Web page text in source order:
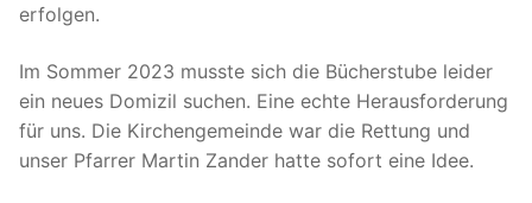
erfolgen.
Im Sommer 2023 musste sich die Bücherstube leider
ein neues Domizil suchen. Eine echte Herausforderung
für uns. Die Kirchengemeinde war die Rettung und
unser Pfarrer Martin Zander hatte sofort eine Idee.